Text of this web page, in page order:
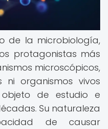
de la microbiología,
protagonistas más
microscópicos,
organismos vivos
de estudio e
Su naturaleza
de causar